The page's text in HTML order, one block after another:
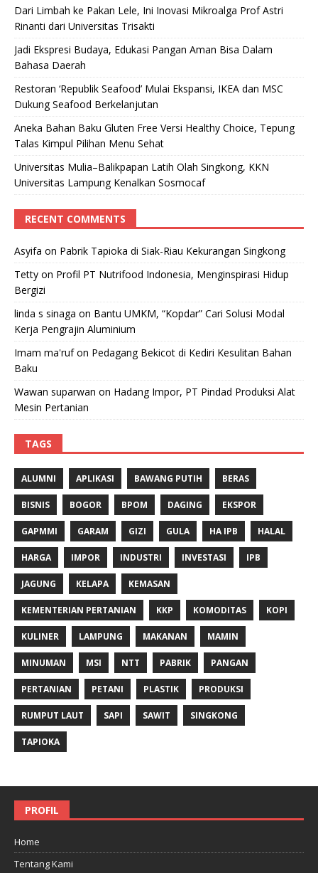
Dari Limbah ke Pakan Lele, Ini Inovasi Mikroalga Prof Astri
Rinanti dari Universitas Trisakti
Jadi Ekspresi Budaya, Edukasi Pangan Aman Bisa Dalam
Bahasa Daerah
Restoran ‘Republik Seafood’ Mulai Ekspansi, IKEA dan MSC
Dukung Seafood Berkelanjutan
Aneka Bahan Baku Gluten Free Versi Healthy Choice, Tepung
Talas Kimpul Pilihan Menu Sehat
Universitas Mulia–Balikpapan Latih Olah Singkong, KKN
Universitas Lampung Kenalkan Sosmocaf
RECENT COMMENTS
Asyifa on Pabrik Tapioka di Siak-Riau Kekurangan Singkong
Tetty on Profil PT Nutrifood Indonesia, Menginspirasi Hidup
Bergizi
linda s sinaga on Bantu UMKM, “Kopdar” Cari Solusi Modal
Kerja Pengrajin Aluminium
Imam ma'rufon Pedagang Bekicot di Kediri Kesulitan Bahan
Baku
Wawan suparwan on Hadang Impor, PT Pindad Produksi Alat
Mesin Pertanian
TAGS
ALUMNI APLIKASI BAWANG PUTIH BERAS
BISNIS BOGOR BPOM DAGING EKSPOR
GAPMMI GARAM GIZI GULA HA IPB HALAL
HARGA IMPOR INDUSTRI INVESTASI IPB
JAGUNG KELAPA KEMASAN
KEMENTERIAN PERTANIAN KKP KOMODITAS KOPI
KULINER LAMPUNG MAKANAN MAMIN
MINUMAN MSI NTT PABRIK PANGAN
PERTANIAN PETANI PLASTIK PRODUKSI
RUMPUT LAUT SAPI SAWIT SINGKONG
TAPIOKA
PROFIL
Home
Tentang Kami